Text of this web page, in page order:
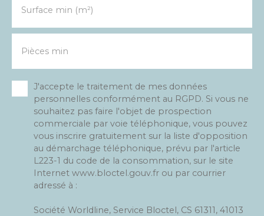
Surface min (m²)
Pièces min
J'accepte le traitement de mes données
personnelles conformément au RGPD. Si vous ne
souhaitez pas faire l'objet de prospection
commerciale par voie téléphonique, vous pouvez
vous inscrire gratuitement sur la liste d'opposition
au démarchage téléphonique, prévu par l'article
L223-1 du code de la consommation, sur le site
Internet www.bloctel.gouv.fr ou par courrier
adressé à :
Société Worldline, Service Bloctel, CS 61311, 41013